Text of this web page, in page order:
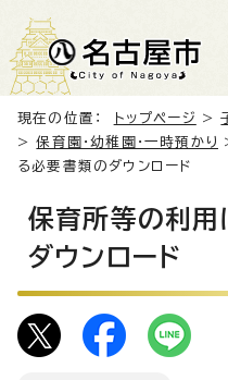
現在の位置： トップページ >
>保育園・幼稚園・一時預かり
る必要書類のダウンロード
保育所等の利用
ダウンロード